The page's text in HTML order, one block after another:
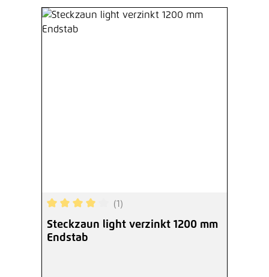
Durchschnittliche Bewertung von 4 von 5
(1)
Steckzaun light verzinkt 1200 mm
Endstab